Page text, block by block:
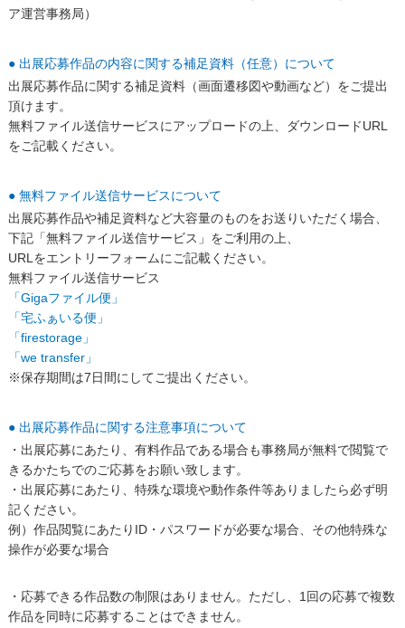
ア運営事務局）
● 出展応募作品の内容に関する補足資料（任意）について
出展応募作品に関する補足資料（画面遷移図や動画など）をご提出
頂けます。
無料ファイル送信サービスにアップロードの上、ダウンロードURL
をご記載ください。
● 無料ファイル送信サービスについて
出展応募作品や補足資料など大容量のものをお送りいただく場合、
下記「無料ファイル送信サービス」をご利用の上、
URLをエントリーフォームにご記載ください。
無料ファイル送信サービス
「Gigaファイル便」
「宅ふぁいる便」
「firestorage」
「we transfer」
※保存期間は7日間にしてご提出ください。
● 出展応募作品に関する注意事項について
・出展応募にあたり、有料作品である場合も事務局が無料で閲覧で
きるかたちでのご応募をお願い致します。
・出展応募にあたり、特殊な環境や動作条件等ありましたら必ず明
記ください。
例）作品閲覧にあたりID・パスワードが必要な場合、その他特殊な
操作が必要な場合
・応募できる作品数の制限はありません。ただし、1回の応募で複数
作品を同時に応募することはできません。